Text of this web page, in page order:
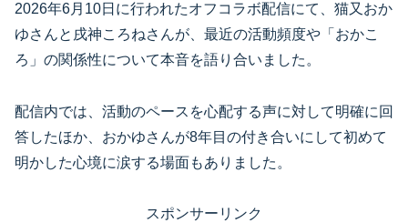
2026年6月10日に行われたオフコラボ配信にて、猫又おか
ゆさんと戌神ころねさんが、最近の活動頻度や「おかこ
ろ」の関係性について本音を語り合いました。
配信内では、活動のペースを心配する声に対して明確に回
答したほか、おかゆさんが8年目の付き合いにして初めて
明かした心境に涙する場面もありました。
スポンサーリンク